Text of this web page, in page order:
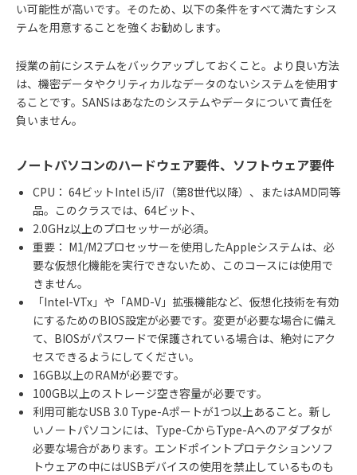
い可能性が高いです。そのため、以下の条件をすべて満たすシス
テムを用意することを強くお勧めします。
授業の前にシステムをバックアップしておくこと。より良い方法
は、機密データやクリティカルなデータのないシステムを使用す
ることです。SANSはあなたのシステムやデータについて責任を
負いません。
ノートパソコンのハードウェア要件、ソフトウェア要件
CPU： 64ビットIntel i5/i7（第8世代以降）、またはAMD同等
品。このクラスでは、64ビット、
2.0GHz以上のプロセッサーが必須。
重要： M1/M2プロセッサーを使用したAppleシステムは、必
要な仮想化機能を実行できないため、このコースには使用で
きません。
「Intel-VTx」や「AMD-V」拡張機能など、仮想化技術を有効
にするためのBIOS設定が必要です。変更が必要な場合に備え
て、BIOSがパスワードで保護されている場合は、絶対にアク
セスできるようにしてください。
16GB以上のRAMが必要です。
100GB以上のストレージ空き容量が必要です。
利用可能なUSB 3.0 Type-Aポートが1つ以上あること。新し
いノートパソコンには、Type-CからType-Aへのアダプタが
必要な場合があります。エンドポイントプロテクションソフ
トウェアの中にはUSBデバイスの使用を禁止しているものも